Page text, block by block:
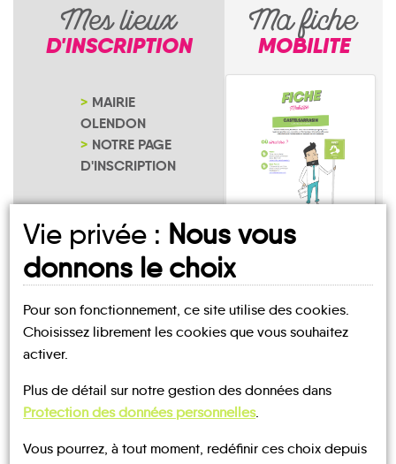
Mes lieux
D'INSCRIPTION
MAIRIE
OLENDON
NOTRE PAGE
D'INSCRIPTION
Ma fiche
MOBILITE
Olendon
UN AVIS, UN TÉMOIGNAGE
À PARTAGER ?
Vie privée : Nous vous
donnons le choix
Pour son fonctionnement, ce site utilise des cookies.
Choisissez librement les cookies que vous souhaitez
activer.
Plus de détail sur notre gestion des données dans
Protection des données personnelles.
Vous pourrez, à tout moment, redéfinir ces choix depuis